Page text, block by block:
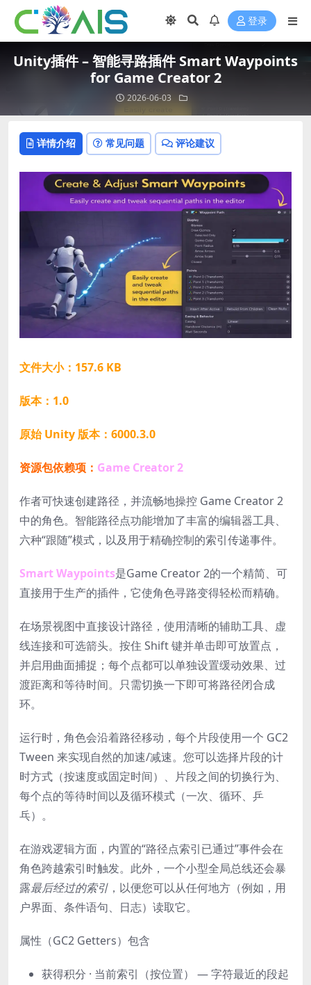
登录
Unity插件 – 智能寻路插件 Smart Waypoints
for Game Creator 2
2026-06-03
详情介绍 常见问题 评论建议
文件大小：157.6 KB
版本：1.0
原始 Unity 版本：6000.3.0
资源包依赖项： Game Creator 2
作者可快速创建路径，并流畅地操控 Game Creator 2
中的角色。智能路径点功能增加了丰富的编辑器工具、
六种“跟随”模式，以及用于精确控制的索引传递事件。
Smart Waypoints是Game Creator 2的一个精简、可
直接用于生产的插件，它使角色寻路变得轻松而精确。
在场景视图中直接设计路径，使用清晰的辅助工具、虚
线连接和可选箭头。按住 Shift 键并单击即可放置点，
并启用曲面捕捉；每个点都可以单独设置缓动效果、过
渡距离和等待时间。只需切换一下即可将路径闭合成
环。
运行时，角色会沿着路径移动，每个片段使用一个 GC2
Tween 来实现自然的加速/减速。您可以选择片段的计
时方式（按速度或固定时间）、片段之间的切换行为、
每个点的等待时间以及循环模式（一次、循环、乒
乓）。
在游戏逻辑方面，内置的“路径点索引已通过”事件会在
角色跨越索引时触发。此外，一个小型全局总线还会暴
露最后经过的索引 ，以便您可以从任何地方（例如，用
户界面、条件语句、日志）读取它。
属性（GC2 Getters）包含
获得积分 · 当前索引（按位置）
— 字符最近的段起